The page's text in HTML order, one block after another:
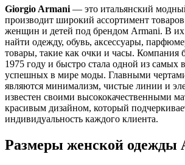
Giorgio Armani— это итальянский
производит широкий ассортимент
женщин и детей под брендом Armani. В
найти одежду, обувь, аксессуары,
товары, такие как очки и часы. Компания
1975 году и быстро стала одной из самых
успешных в мире моды. Главными
являются минимализм, чистые линии и
известен своими высококачественными
красивым дизайном, который
индивидуальность каждого клиента.
Размеры женской одежды